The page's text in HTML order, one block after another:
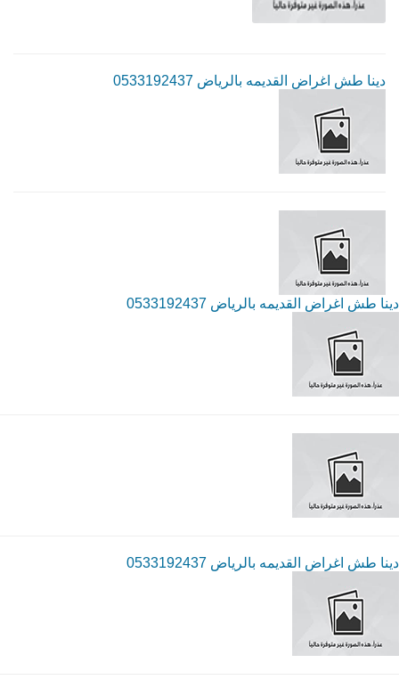
دينا طش اغراض القديمه بالرياض 0533192437
دينا طش اغراض القديمه بالرياض 0533192437
دينا طش اغراض القديمه بالرياض 0533192437